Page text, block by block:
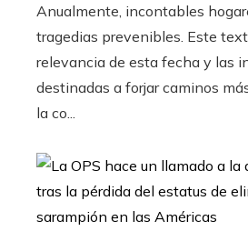
Anualmente, incontables
tragedias prevenibles. Este
relevancia de esta fecha y las
destinadas a forjar caminos
la co...